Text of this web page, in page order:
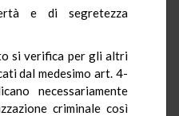
e di segretezza
si verifica per gli altri
dal medesimo art. 4-
necessariamente
criminale così